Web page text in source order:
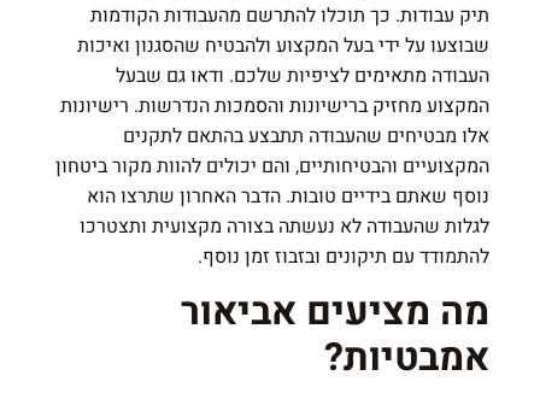
תיק עבודות. כך תוכלו להתרשם מהעבודות הקודמות
שבוצעו על ידי בעל המקצוע ולהבטיח שהסגנון ואיכות
העבודה מתאימים לציפיות שלכם. ודאו גם שבעל
המקצוע מחזיק ברישיונות והסמכות הנדרשות. רישיונות
אלו מבטיחים שהעבודה תתבצע בהתאם לתקנים
המקצועיים והבטיחותיים, והם יכולים להוות מקור ביטחון
נוסף שאתם בידיים טובות. הדבר האחרון שתרצו הוא
לגלות שהעבודה לא נעשתה בצורה מקצועית ותצטרכו
להתמודד עם תיקונים ובזבוז זמן נוסף.
מה מציעים אביאור
אמבטיות?